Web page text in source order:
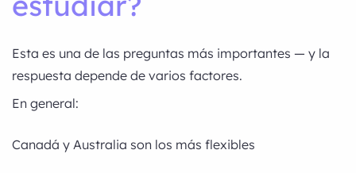
Esta es una de las preguntas más importantes — y la
respuesta depende de varios factores.
En general:
Canadá y Australia son los más flexibles